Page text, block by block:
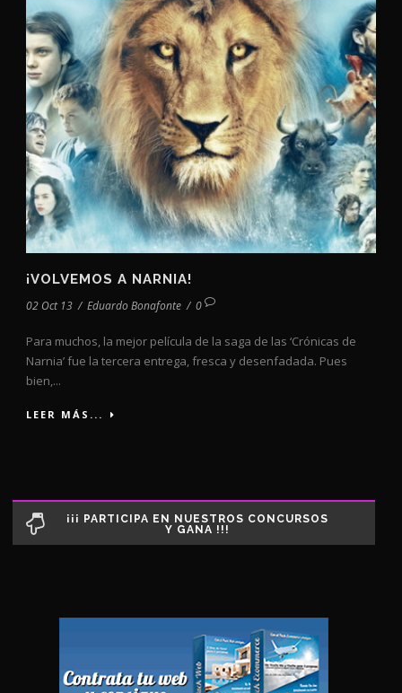
¡VOLVEMOS A NARNIA!
02 Oct 13 / Eduardo Bonafonte / 0
Para muchos, la mejor película de la saga de las ‘Crónicas de
Narnia’ fue la tercera entrega, fresca y desenfadada. Pues
bien,...
LEER MÁS...
¡¡¡ PARTICIPA EN NUESTROS CONCURSOS
Y GANA !!!